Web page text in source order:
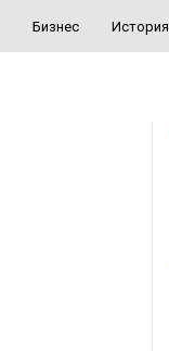
Бизнес История